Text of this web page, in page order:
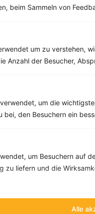
beim Sammeln von
um zu verstehen,
Anzahl der Besucher,
um die
bei, den Besuchern ein
um Besuchern auf
zu liefern und die
Alle
‹
‹